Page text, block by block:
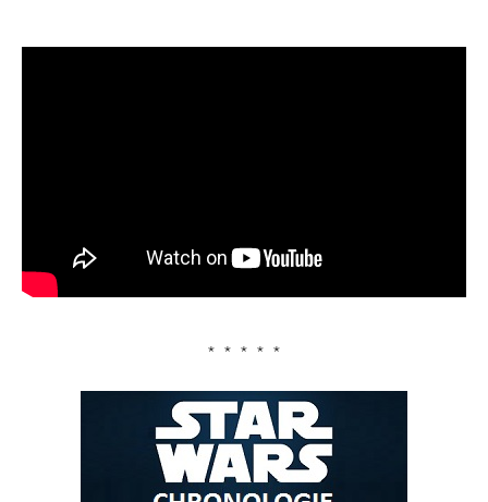
﹡﹡﹡﹡﹡